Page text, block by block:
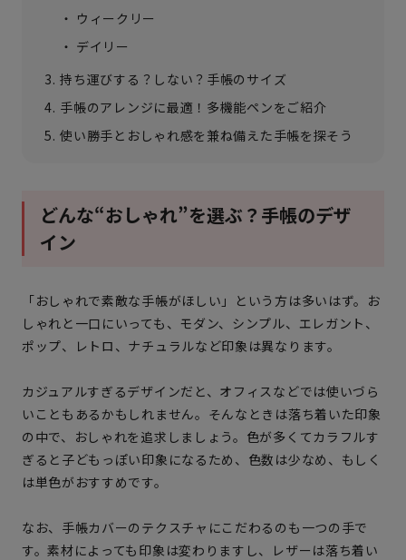
ウィークリー
デイリー
持ち運びする？しない？手帳のサイズ
手帳のアレンジに最適！多機能ペンをご紹介
使い勝手とおしゃれ感を兼ね備えた手帳を探そう
どんな“おしゃれ”を選ぶ？手帳のデザ
イン
「おしゃれで素敵な手帳がほしい」という方は多いはず。お
しゃれと一口にいっても、モダン、シンプル、エレガント、
ポップ、レトロ、ナチュラルなど印象は異なります。
カジュアルすぎるデザインだと、オフィスなどでは使いづら
いこともあるかもしれません。そんなときは落ち着いた印象
の中で、おしゃれを追求しましょう。色が多くてカラフルす
ぎると子どもっぽい印象になるため、色数は少なめ、もしく
は単色がおすすめです。
なお、手帳カバーのテクスチャにこだわるのも一つの手で
す。素材によっても印象は変わりますし、レザーは落ち着い